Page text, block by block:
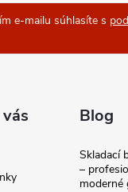
e-mailu súhlasíte s
Blog
Skladací
–
moderné